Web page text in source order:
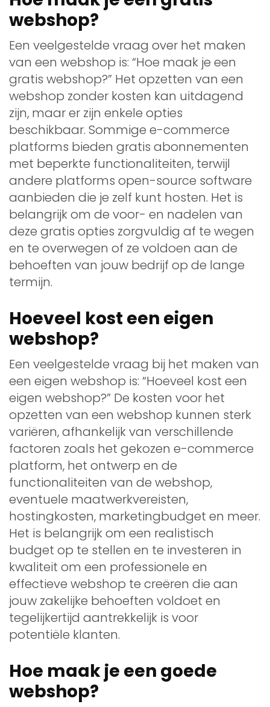
webshop?
Een veelgestelde vraag over het maken
van een webshop is: “Hoe maak je een
gratis webshop?” Het opzetten van een
webshop zonder kosten kan uitdagend
zijn, maar er zijn enkele opties
beschikbaar. Sommige e-commerce
platforms bieden gratis abonnementen
met beperkte functionaliteiten, terwijl
andere platforms open-source software
aanbieden die je zelf kunt hosten. Het is
belangrijk om de voor- en nadelen van
deze gratis opties zorgvuldig af te wegen
en te overwegen of ze voldoen aan de
behoeften van jouw bedrijf op de lange
termijn.
Hoeveel kost een eigen
webshop?
Een veelgestelde vraag bij het maken van
een eigen webshop is: “Hoeveel kost een
eigen webshop?” De kosten voor het
opzetten van een webshop kunnen sterk
variëren, afhankelijk van verschillende
factoren zoals het gekozen e-commerce
platform, het ontwerp en de
functionaliteiten van de webshop,
eventuele maatwerkvereisten,
hostingkosten, marketingbudget en meer.
Het is belangrijk om een realistisch
budget op te stellen en te investeren in
kwaliteit om een professionele en
effectieve webshop te creëren die aan
jouw zakelijke behoeften voldoet en
tegelijkertijd aantrekkelijk is voor
potentiële klanten.
Hoe maak je een goede
webshop?